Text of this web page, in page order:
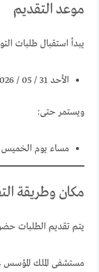
موعد التقديم
يبدأ استقبال طلبات
الأحد 31 / 05 / 2026
ويستمر حتى:
مساء يوم الخميس 04 / 06 / 2026
مكان وطريقة
يتم تقديم الطلبات
مستشفى الملك المؤسس